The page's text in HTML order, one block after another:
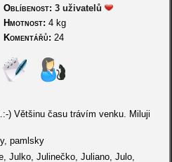
Oblíbenost: 3 uživatelů
Hmotnost: 4 kg
Komentářů: 24
) Většinu času trávím venku. Miluji
pamlsky
Julko, Julinečko, Juliano, Julo,